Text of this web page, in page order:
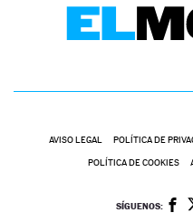
AVISO LEGAL POLÍTICA DE
POLÍTICA DE COOKIES
SÍGUENOS: